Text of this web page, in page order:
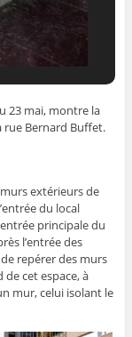
23 mai, montre la
rue Bernard Buffet.
extérieurs de
du local
principale du
l’entrée des
repérer des murs
cet espace, à
mur, celui isolant le